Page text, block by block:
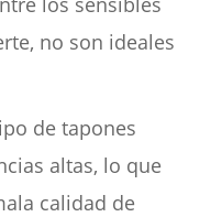
no son ideales
de tapones
altas, lo que
calidad de